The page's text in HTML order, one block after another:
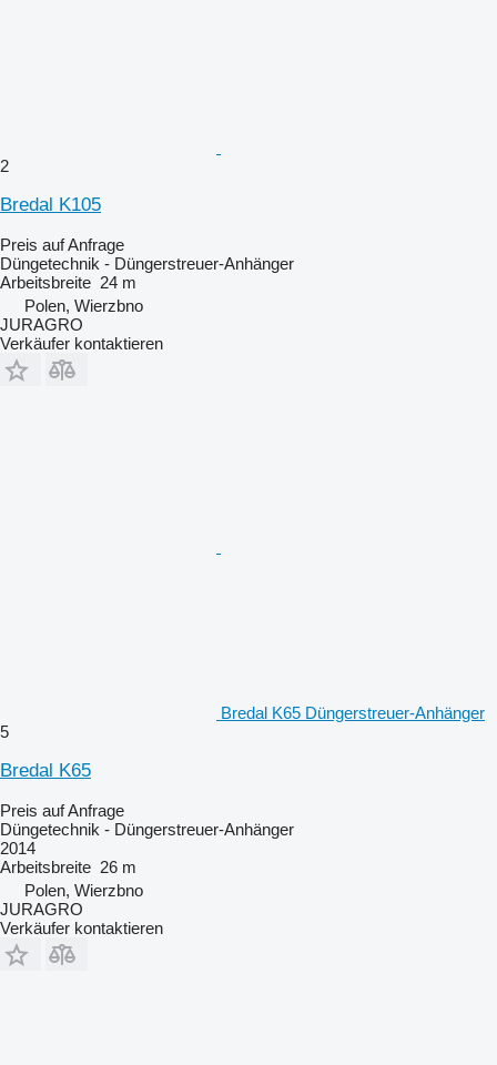
2
Bredal K105
Preis auf Anfrage
Düngetechnik - Düngerstreuer-Anhänger
Arbeitsbreite 24 m
Polen, Wierzbno
JURAGRO
Verkäufer kontaktieren
Bredal K65 Düngerstreuer-Anhänger
5
Bredal K65
Preis auf Anfrage
Düngetechnik - Düngerstreuer-Anhänger
2014
Arbeitsbreite 26 m
Polen, Wierzbno
JURAGRO
Verkäufer kontaktieren